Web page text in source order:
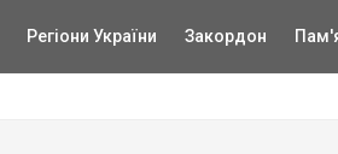
Регіони України Закордон